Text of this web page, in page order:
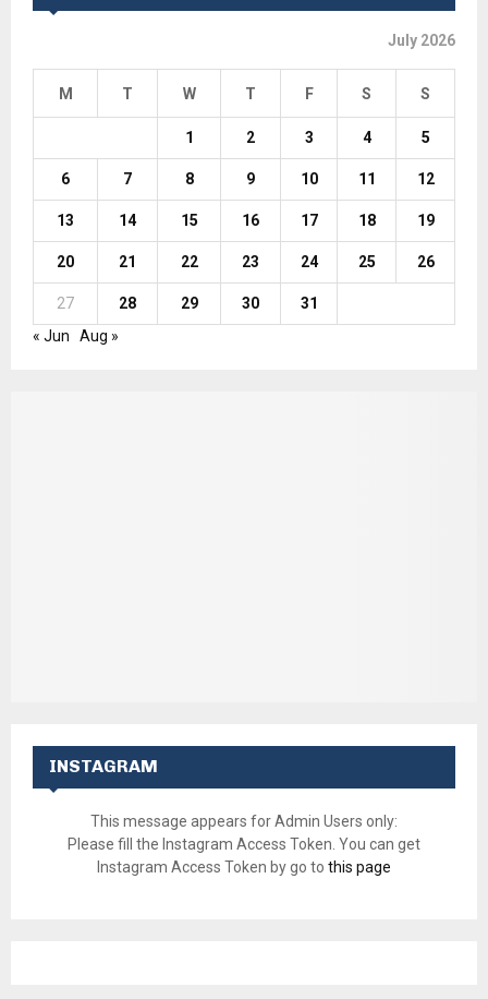
July 2026
M T W T F S S
1 2 3 4 5
6 7 8 9 10 11 12
13 14 15 16 17 18 19
20 21 22 23 24 25 26
27 28 29 30
31
« Jun
Aug »
INSTAGRAM
This message appears for Admin Users only:
Please fill the Instagram Access Token. You can get
Instagram Access Token by go to this page